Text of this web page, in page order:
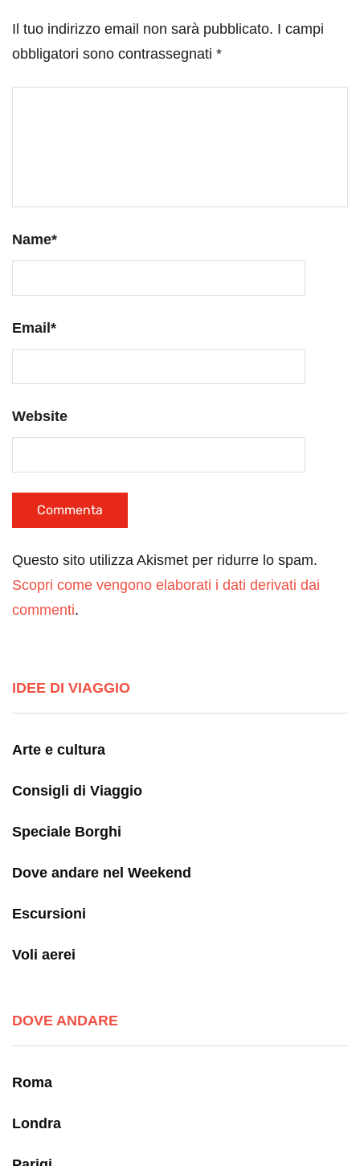
Il tuo indirizzo email non sarà pubblicato. I campi
obbligatori sono contrassegnati *
Name*
Email*
Website
Questo sito utilizza Akismet per ridurre lo spam.
Scopri come vengono elaborati i dati derivati dai
commenti.
IDEE DI VIAGGIO
Arte e cultura
Consigli di Viaggio
Speciale Borghi
Dove andare nel Weekend
Escursioni
Voli aerei
DOVE ANDARE
Roma
Londra